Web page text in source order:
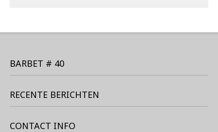
BARBET # 40
RECENTE BERICHTEN
CONTACT INFO